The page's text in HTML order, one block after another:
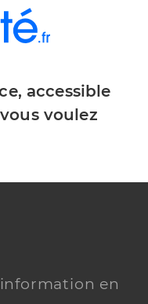
accessible
voulez
en